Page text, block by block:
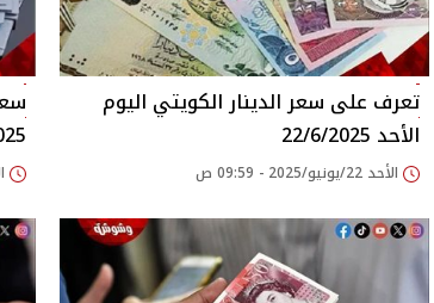
تعرف على سعر الدينار الكويتي اليوم
الأحد 22/6/2025
الأحد 22/يونيو/2025 - 09:59 ص